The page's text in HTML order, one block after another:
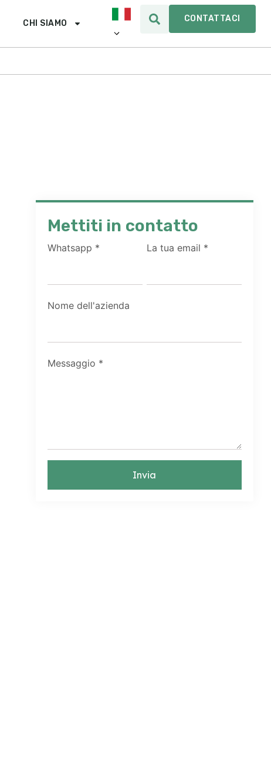
CHI SIAMO CONTATTACI
Mettiti in contatto
Whatsapp * La tua email *
Nome dell'azienda
Messaggio *
Invia